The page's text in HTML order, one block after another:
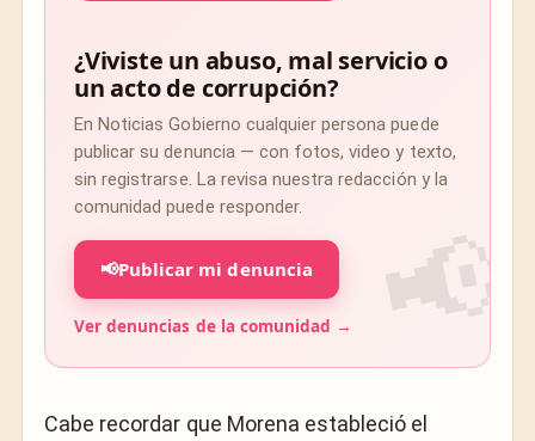
¿Viviste un abuso, mal servicio o
un acto de corrupción?
En Noticias Gobierno cualquier persona puede
publicar su denuncia — con fotos, video y texto,
sin registrarse. La revisa nuestra redacción y la
comunidad puede responder.
📢Publicar mi denuncia
Ver denuncias de la comunidad →
Cabe recordar que Morena estableció el